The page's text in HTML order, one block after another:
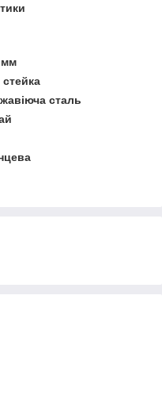
мм
сталь